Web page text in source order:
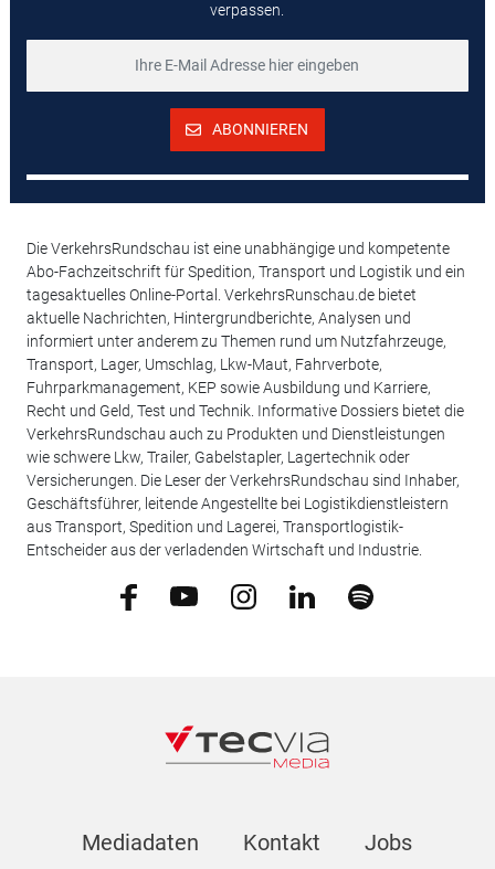
verpassen.
ABONNIEREN
Die VerkehrsRundschau ist eine unabhängige und kompetente
Abo-Fachzeitschrift für Spedition, Transport und Logistik und ein
tagesaktuelles Online-Portal. VerkehrsRunschau.de bietet
aktuelle Nachrichten, Hintergrundberichte, Analysen und
informiert unter anderem zu Themen rund um Nutzfahrzeuge,
Transport, Lager, Umschlag, Lkw-Maut, Fahrverbote,
Fuhrparkmanagement, KEP sowie Ausbildung und Karriere,
Recht und Geld, Test und Technik. Informative Dossiers bietet die
VerkehrsRundschau auch zu Produkten und Dienstleistungen
wie schwere Lkw, Trailer, Gabelstapler, Lagertechnik oder
Versicherungen. Die Leser der VerkehrsRundschau sind Inhaber,
Geschäftsführer, leitende Angestellte bei Logistikdienstleistern
aus Transport, Spedition und Lagerei, Transportlogistik-
Entscheider aus der verladenden Wirtschaft und Industrie.
Mediadaten Kontakt Jobs